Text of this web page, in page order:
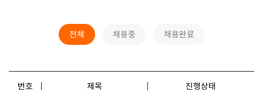
전체 채용중 채용완료
번호 제목 진행상태